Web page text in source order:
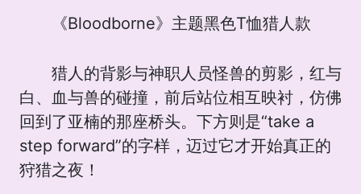
《Bloodborne》主题黑色T恤猎人款
猎人的背影与神职人员怪兽的剪影，红与
白、血与兽的碰撞，前后站位相互映衬，仿佛
回到了亚楠的那座桥头。下方则是“take a
step forward”的字样，迈过它才开始真正的
狩猎之夜！